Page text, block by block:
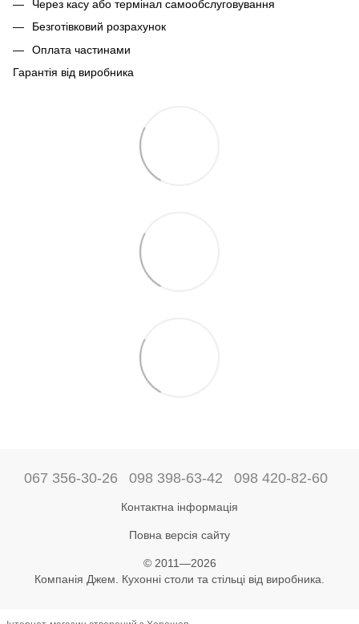
Через касу або термінал самообслуговування
Безготівковий розрахунок
Оплата частинами
Гарантія від виробника
067 356-30-26 098 398-63-42 098 420-82-60
Контактна інформація
Повна версія сайту
© 2011—2026
Компанія Джем. Кухонні столи та стільці від виробника.